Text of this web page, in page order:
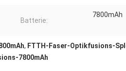
Batterie:
7800mAh
, FTTH-Faser-Optikfusions-
7800mAh